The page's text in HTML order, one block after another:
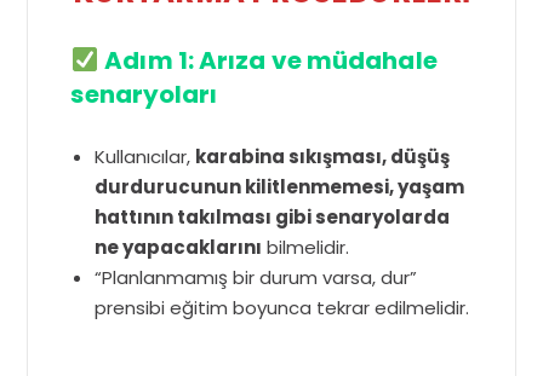
Adım 1: Arıza ve müdahale
senaryoları
Kullanıcılar, karabina sıkışması, düşüş
durdurucunun kilitlenmemesi, yaşam
hattının takılması gibi senaryolarda
ne yapacaklarını bilmelidir.
“Planlanmamış bir durum varsa, dur”
prensibi eğitim boyunca tekrar edilmelidir.